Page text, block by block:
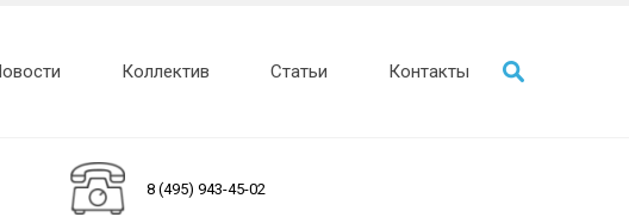
Коллектив Статьи Контакты
8 (495) 943-45-02